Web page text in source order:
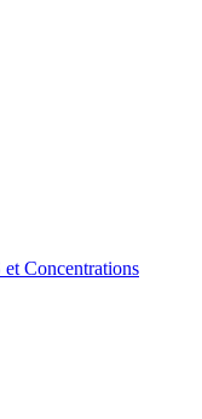
Concentrations